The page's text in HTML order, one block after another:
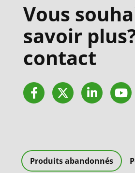
Vous
savoir
contact
FacebookTwitter LinkedIn
Produits abandonnés